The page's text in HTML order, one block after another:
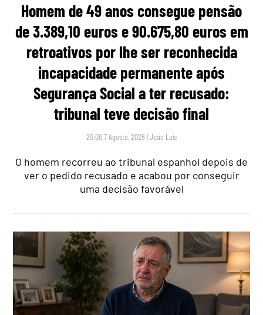
Homem de 49 anos consegue pensão
de 3.389,10 euros e 90.675,80 euros em
retroativos por lhe ser reconhecida
incapacidade permanente após
Segurança Social a ter recusado:
tribunal teve decisão final
20:00 7 Agosto, 2026 |João Luís
O homem recorreu ao tribunal espanhol depois de
ver o pedido recusado e acabou por conseguir
uma decisão favorável